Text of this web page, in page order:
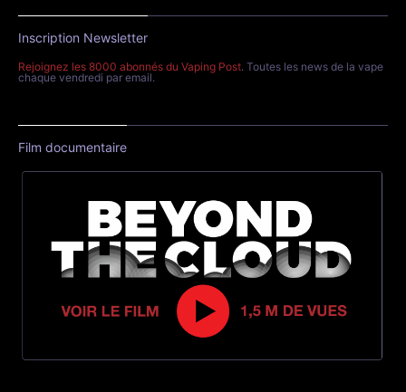
Inscription Newsletter
Rejoignez les 8000 abonnés du Vaping Post. Toutes les news de la vape
chaque vendredi par email.
Film documentaire